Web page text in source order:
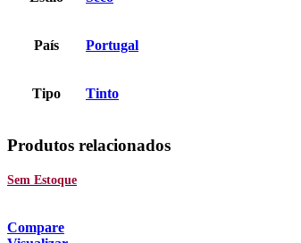
País Portugal
Tipo Tinto
Produtos relacionados
Sem Estoque
Compare